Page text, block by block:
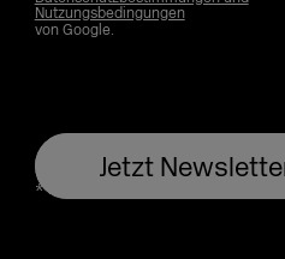
Nutzungsbedingungen
von Google.